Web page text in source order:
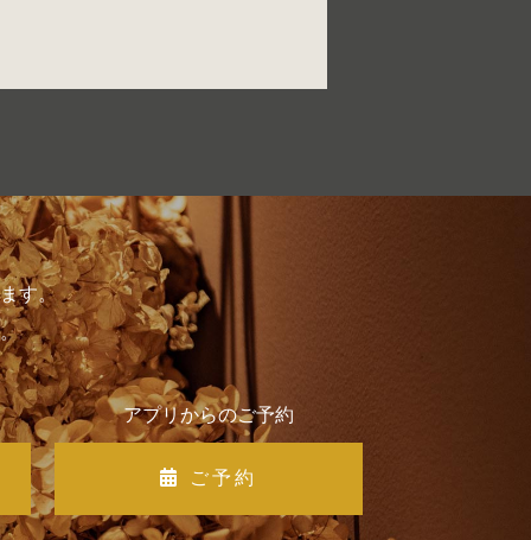
す。
アプリからのご予約
ご予約